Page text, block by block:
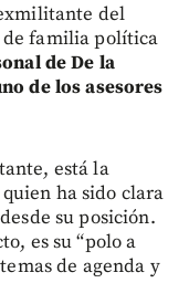
del
familia política
de De la
de los asesores
está la
ha sido clara
su posición.
es su “polo a
de agenda y